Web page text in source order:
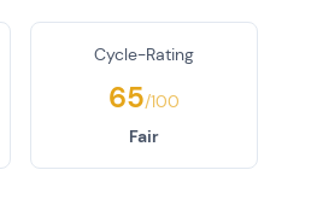
Cycle-Rating
65/100
Fair